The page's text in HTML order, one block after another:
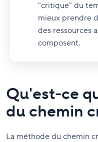
"critique" du
mieux prendre
des ressources
composent.
Qu'est-ce
du chemin
La méthode du chemin